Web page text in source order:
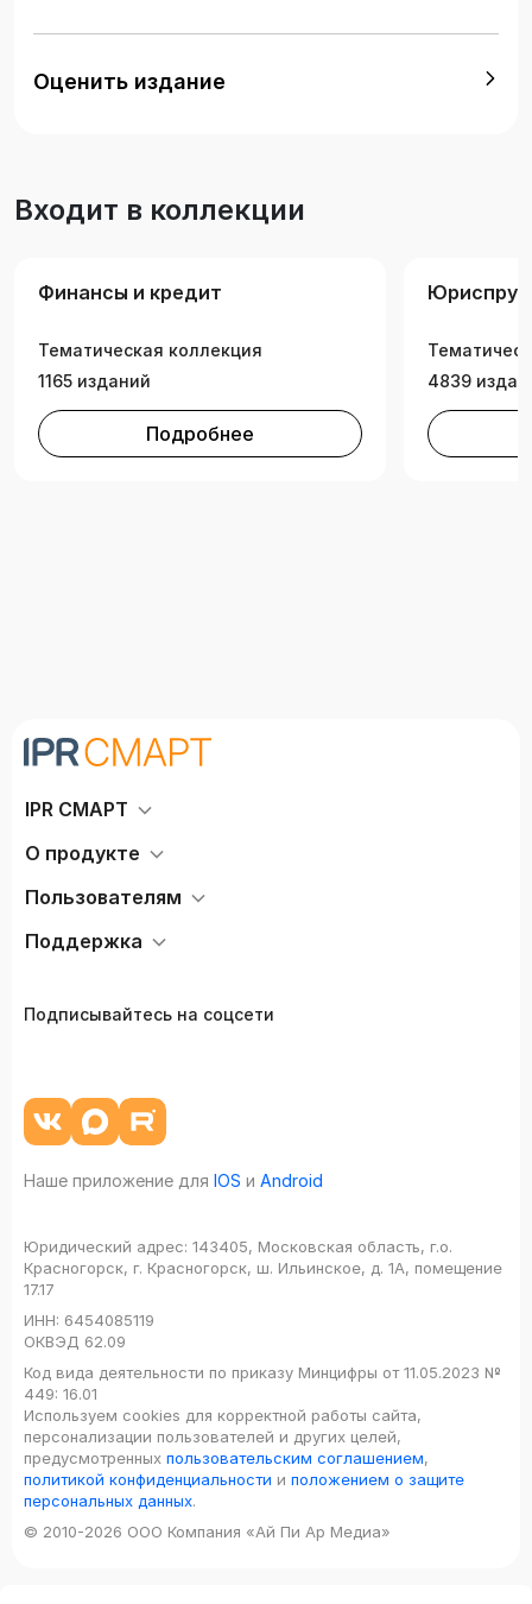
обучающихся, магистрантов, аспирантов,
преподавателей и иных заинтересованных
читателей.
Оценить издание
Входит в коллекции
Финансы и кредит
Тематическая коллекция
1165 изданий
Подробнее
4839
IPR СМАРТ
О продукте
Пользователям
Поддержка
Подписывайтесь на соцсети
Наше приложение для IOS и Android
Юридический адрес: 143405, Московская область, г.о.
Красногорск, г. Красногорск, ш. Ильинское, д. 1А, помещение
17.17
ИНН: 6454085119
ОКВЭД 62.09
Код вида деятельности по приказу Минцифры от 11.05.2023 №
449: 16.01
Используем cookies для корректной работы сайта,
персонализации пользователей и других целей,
предусмотренных пользовательским соглашением,
политикой конфиденциальности и положением о защите
персональных данных.
© 2010-2026 ООО Компания «Ай Пи Ар Медиа»